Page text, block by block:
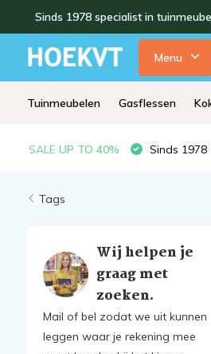
Sinds 1978 specialist in
Menu
Tuinmeubelen Gasflessen
SALE UP TO 40% Sinds 1978
Tags
Wij helpen je
graag met
zoeken.
Mail of bel zodat we uit kunnen
leggen waar je rekening mee